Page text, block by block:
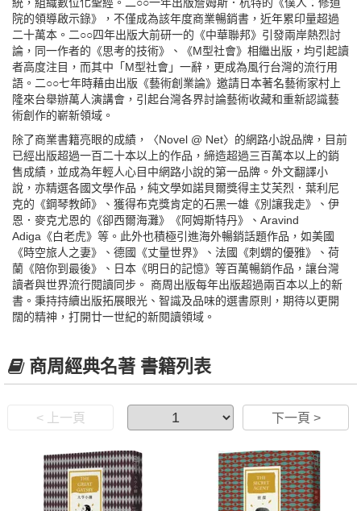
統，組織數位化聖經。二○○一年出版詹姆斯．杭特的《僕人：修道
院的領導啟示錄》，不僅成為該年度商業暢銷書，近年累印量超過
二十萬本。二○○四年出版大前研一的《中華聯邦》引發兩岸熱烈討
論，同一作者的《思考的技術》、《M型社會》相繼出版，均引起讀
者高度注目，而其中「M型社會」一辭，更成為風行台灣的流行用
語。二○○七年時藉由出版《藝術創業論》邀請日本著名藝術家村上
隆來台舉辦萬人演講會，引起台灣各界討論藝術收藏和重新認識藝
術創作的嶄新領域。
除了商業書籍亮眼的成績，〈Novel @ Net〉的網路小說品牌，目前
已經出版超過一百二十本以上的作品，締造超過三百萬本以上的銷
售成績，並成為年輕人心目中網路小說的第一品牌。外文翻譯小
說，亦精選各國文學作品，純文學如諾貝爾獎得主艾芙烈．葉利尼
克的《鋼琴教師》、獲得布克獎肯定的石黑一雄《別讓我走》、伊
恩．麥克尤恩的《卻西爾海灘》《阿姆斯特丹》、Aravind
Adiga《白老虎》等。此外也積極引進海外暢銷話題作品，如美國
《時空旅人之妻》、德國《丈量世界》、法國《刺蝟的優雅》、荷
蘭《陪你到最後》、日本《明日的記憶》等百萬暢銷作品，讓台灣
讀者與世界流行閱讀同步。 商周出版每年出版超過兩百本以上的新
書。秉持持續出版拓展眼光、智識及品味的選書原則，期待以更開
闊的精神，打開廿一世紀的新閱讀領域。
商周經典名著 書籍列表
< 上一頁 下一頁 >